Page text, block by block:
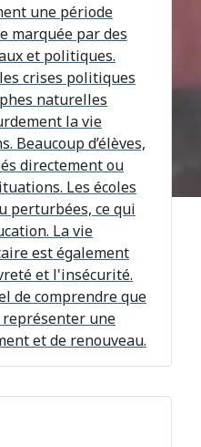
une période
marquée par des
et politiques.
crises politiques
naturelles
la vie
Beaucoup d’élèves,
directement ou
Les écoles
perturbées, ce qui
La vie
est également
et l'insécurité.
de comprendre que
une
et de renouveau.